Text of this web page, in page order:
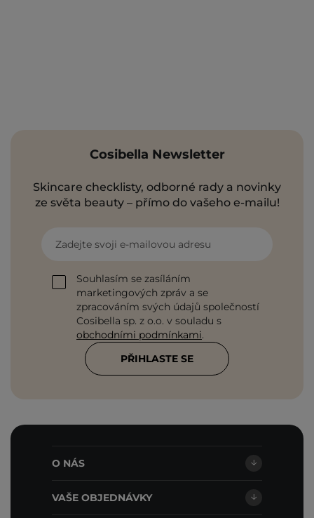
Cosibella Newsletter
Skincare checklisty, odborné rady a novinky
ze světa beauty – přímo do vašeho e-mailu!
Zadejte svoji e-mailovou adresu
Souhlasím se zasíláním
marketingových zpráv a se
zpracováním svých údajů společností
Cosibella sp. z o.o. v souladu s
obchodními podmínkami.
PŘIHLASTE SE
O NÁS
VAŠE OBJEDNÁVKY